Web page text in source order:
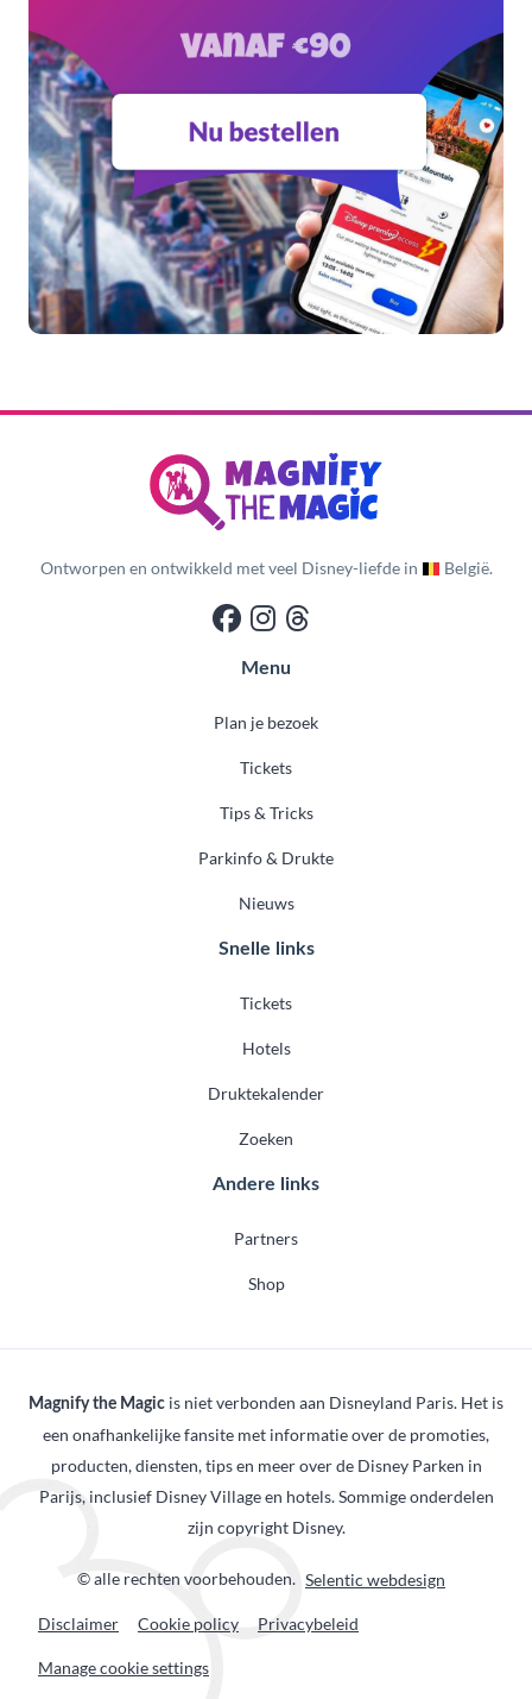
Ontworpen en ontwikkeld met veel Disney-liefde in België.
Menu
Plan je bezoek
Tickets
Tips & Tricks
Parkinfo & Drukte
Nieuws
Snelle links
Tickets
Hotels
Druktekalender
Zoeken
Andere links
Partners
Shop
Magnify the Magic is niet verbonden aan Disneyland Paris. Het is
een onafhankelijke fansite met informatie over de promoties,
producten, diensten, tips en meer over de Disney Parken in
Parijs, inclusief Disney Village en hotels. Sommige onderdelen
zijn copyright Disney.
© alle rechten voorbehouden. Selentic webdesign
Disclaimer Cookie policy Privacybeleid
Manage cookie settings